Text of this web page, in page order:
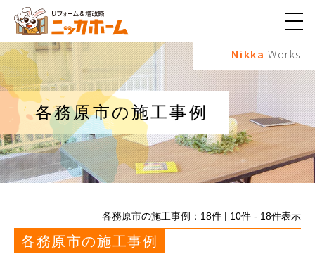
メ
ュ
ボ
タ
ン
Nikka Works
各務原市の施工事例
各務原市の施工事例： 18件 | 10件 - 18件表示
各務原市の施工事例